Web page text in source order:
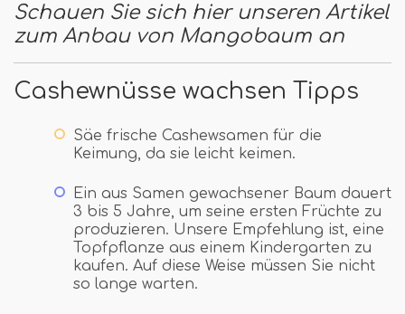
Schauen Sie sich hier unseren Artikel
zum Anbau von Mangobaum an
Cashewnüsse wachsen Tipps
Säe frische Cashewsamen für die
Keimung, da sie leicht keimen.
Ein aus Samen gewachsener Baum dauert
3 bis 5 Jahre, um seine ersten Früchte zu
produzieren. Unsere Empfehlung ist, eine
Topfpflanze aus einem Kindergarten zu
kaufen. Auf diese Weise müssen Sie nicht
so lange warten.